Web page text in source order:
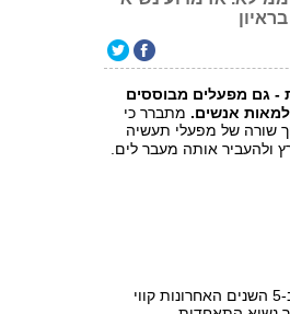
- גם מפעלים מבוססים
אנשים. מתברר כי
שורה של מפעלי תעשיה
ולהעביר אותה מעבר לים.
ובמספרים: 30% מהמפעלים הישראליים בחרו לפתוח ב-5 השנים האחרונות קווי